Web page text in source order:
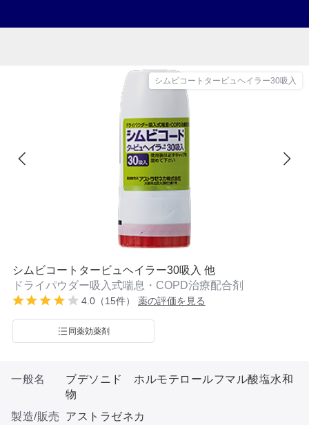
シムビコートタービュヘイラー30吸入
シムビコートタービュヘイラー30吸入 他
ドライパウダー吸入式喘息・COPD治療配合剤
4.0（15件） 薬の評価を見る
同薬効薬剤
一般名
ブデソニド ホルモテロールフマル酸塩水和
物
製造/販売
アストラゼネカ